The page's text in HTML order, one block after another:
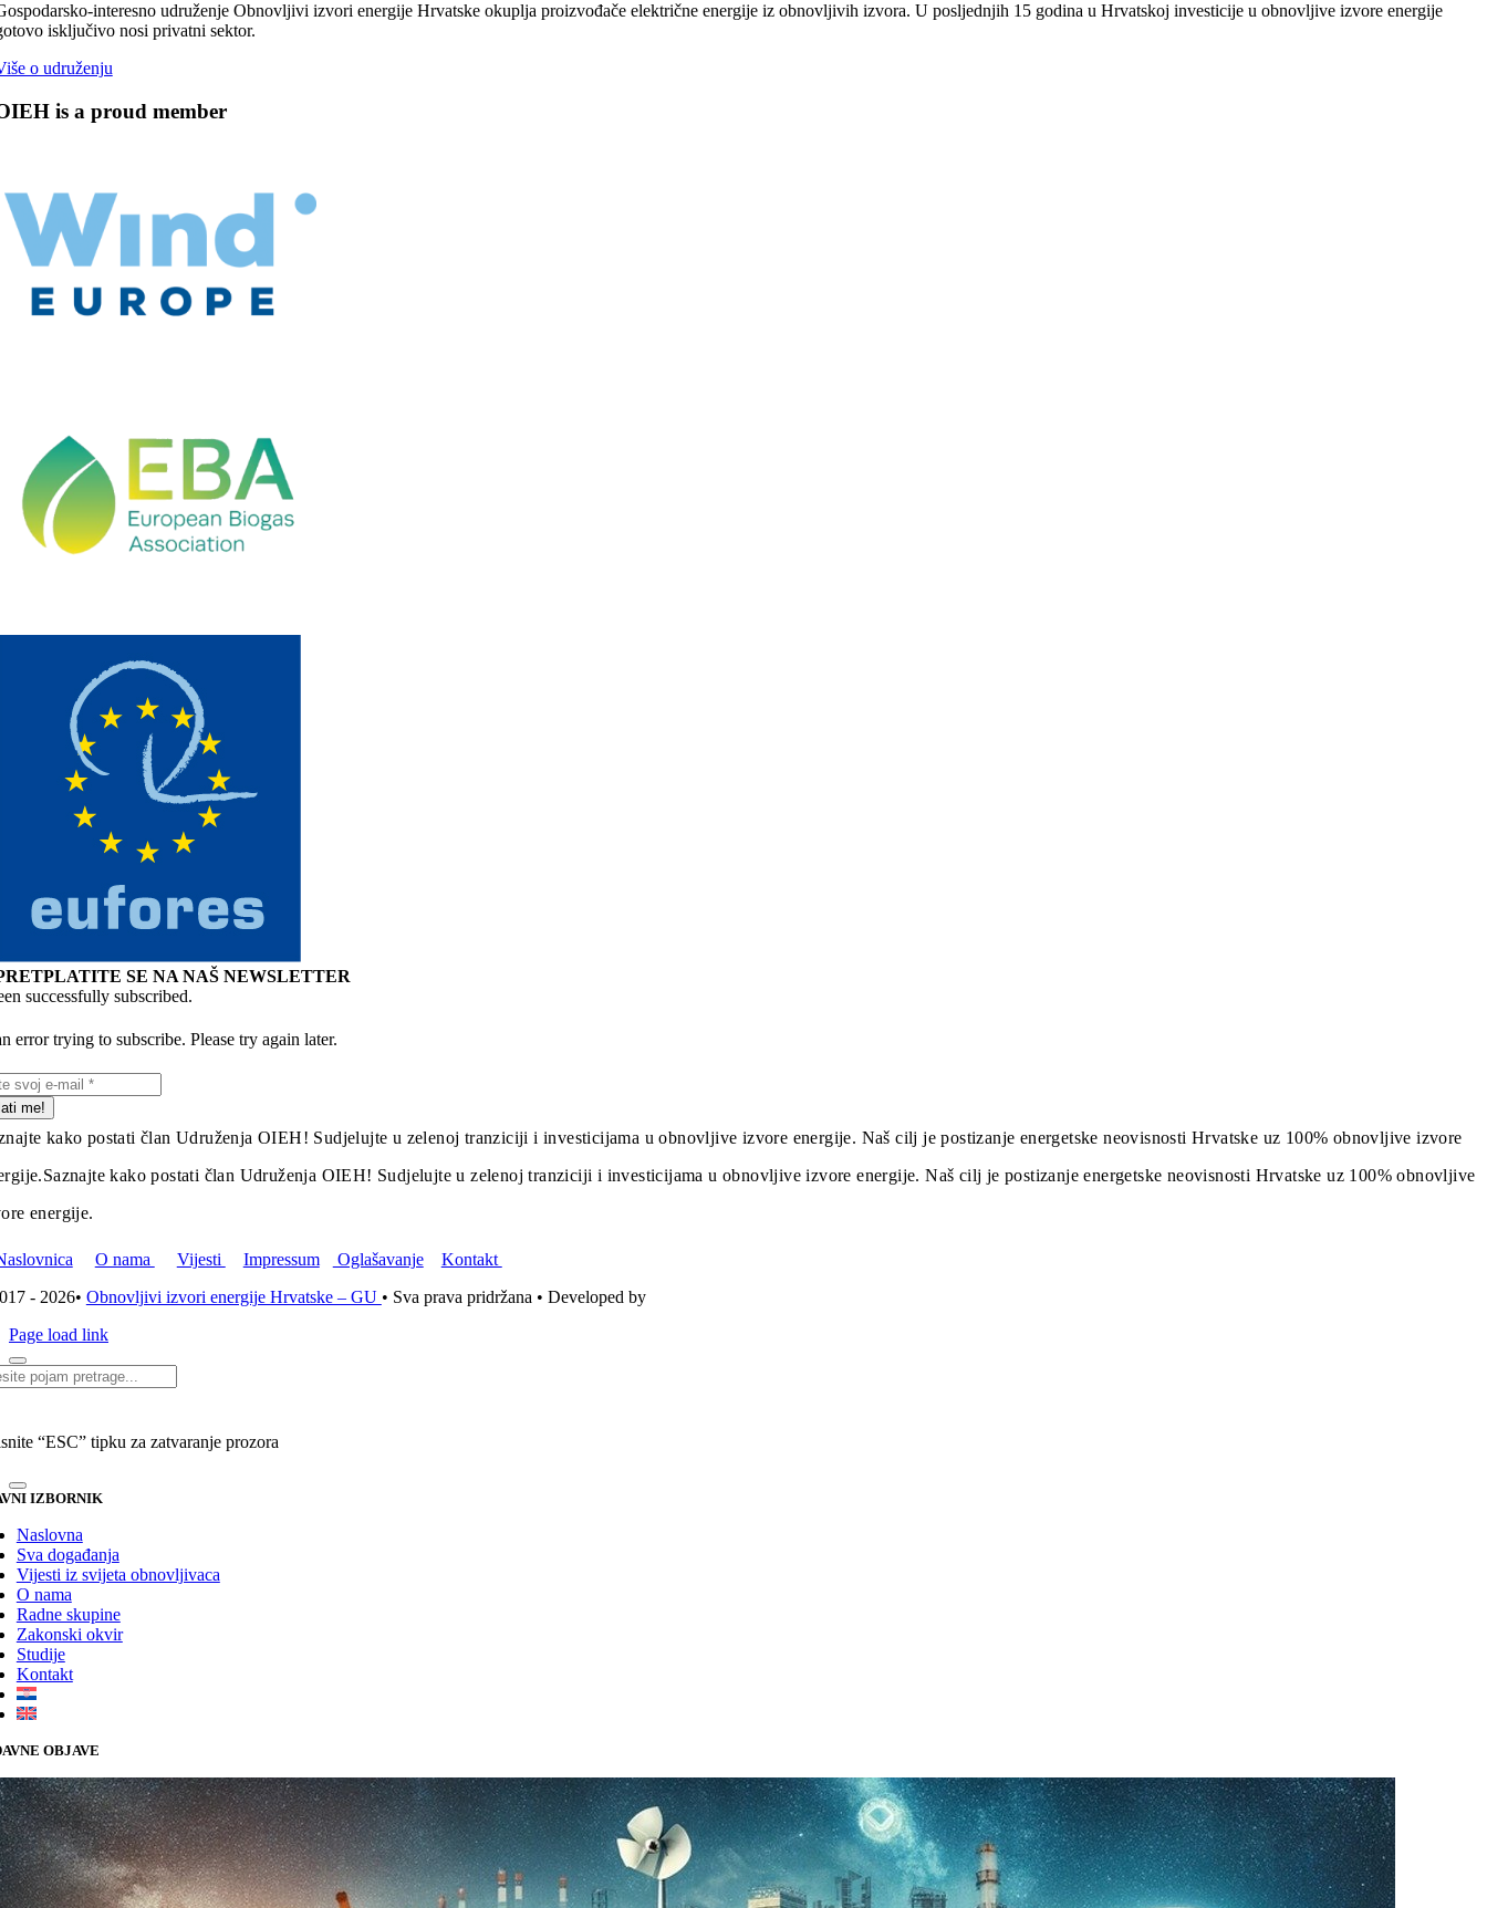
interesno udruženje Obnovljivi izvori energije Hrvatske okuplja proizvođače električne energije iz obnovljivih izvora. U posljednjih 15 godina u Hrvatskoj investicije u obnovljive izvore energije
isključivo nosi privatni sektor.
o udruženju
is a proud member
SE NA NAŠ NEWSLETTER
successfully subscribed.
error trying to subscribe. Please try again later.
me!
kako postati član Udruženja OIEH! Sudjelujte u zelenoj tranziciji i investicijama u obnovljive izvore energije. Naš cilj je postizanje energetske neovisnosti Hrvatske uz 100% obnovljive izvore
Saznajte kako postati član Udruženja OIEH! Sudjelujte u zelenoj tranziciji i investicijama u obnovljive izvore energije. Naš cilj je postizanje energetske neovisnosti Hrvatske uz 100% obnovljive
energije.
O nama Vijesti Impressum Oglašavanje
Kontakt
- 2026• Obnovljivi izvori energije Hrvatske – GU • Sva prava pridržana • Developed by
Page load link
“ESC” tipku za zatvaranje prozora
IZBORNIK
Naslovna
Sva događanja
Vijesti iz svijeta obnovljivaca
O nama
Radne skupine
Zakonski okvir
Studije
Kontakt
OBJAVE